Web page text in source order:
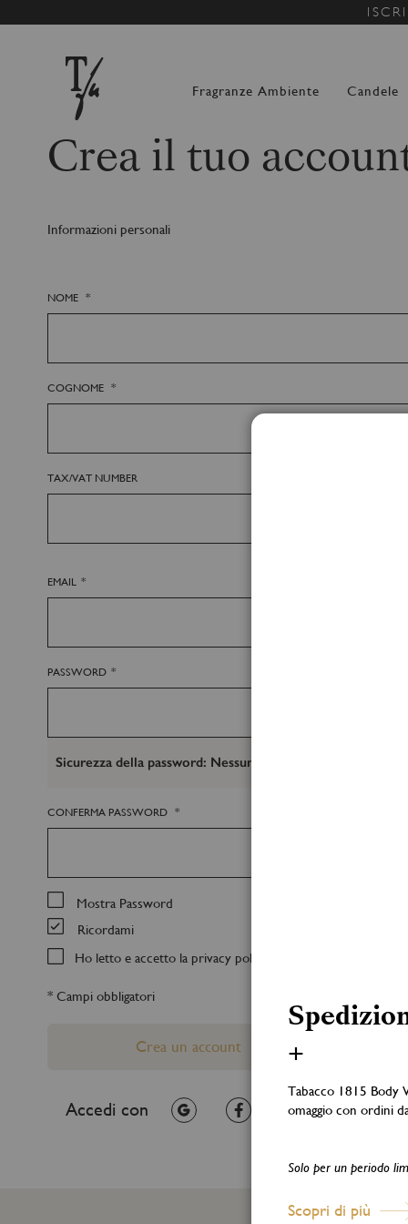
Fragranze Ambiente Candele
Crea il tuo
Informazioni personali
NOME
COGNOME
TAX/VAT NUMBER
EMAIL
PASSWORD
Sicurezza della password: Nessuna Password
CONFERMA PASSWORD
Mostra Password
Ricordami
Ho letto e accetto la privacy policy
Crea un account
Accedi con
+
Tabacco 1815 Body
omaggio con ordini
Solo per un periodo
Scopri di più